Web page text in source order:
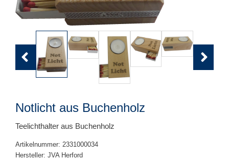
Previous Next
Notlicht aus Buchenholz
Teelichthalter aus Buchenholz
Artikelnummer: 2331000034
Hersteller: JVA Herford